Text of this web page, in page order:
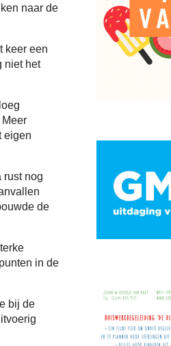
naar de
keer een
niet het
eigen
rust nog
de
in de
bij de